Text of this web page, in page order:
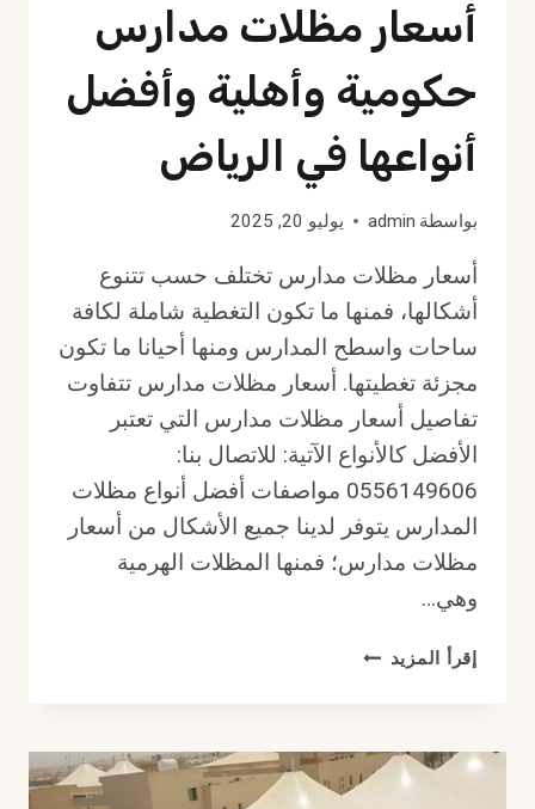
أسعار مظلات مدارس
حكومية وأهلية وأفضل
أنواعها في الرياض
بواسطة admin يوليو 20, 2025
أسعار مظلات مدارس تختلف حسب تتنوع
أشكالها، فمنها ما تكون التغطية شاملة لكافة
ساحات واسطح المدارس ومنها أحيانا ما تكون
مجزئة تغطيتها. أسعار مظلات مدارس تتفاوت
تفاصيل أسعار مظلات مدارس التي تعتبر
الأفضل كالأنواع الآتية: للاتصال بنا:
0556149606 مواصفات أفضل أنواع مظلات
المدارس يتوفر لدينا جميع الأشكال من أسعار
مظلات مدارس؛ فمنها المظلات الهرمية
وهي…
إقرأ المزيد أسعار
وأهلية
وأفضل